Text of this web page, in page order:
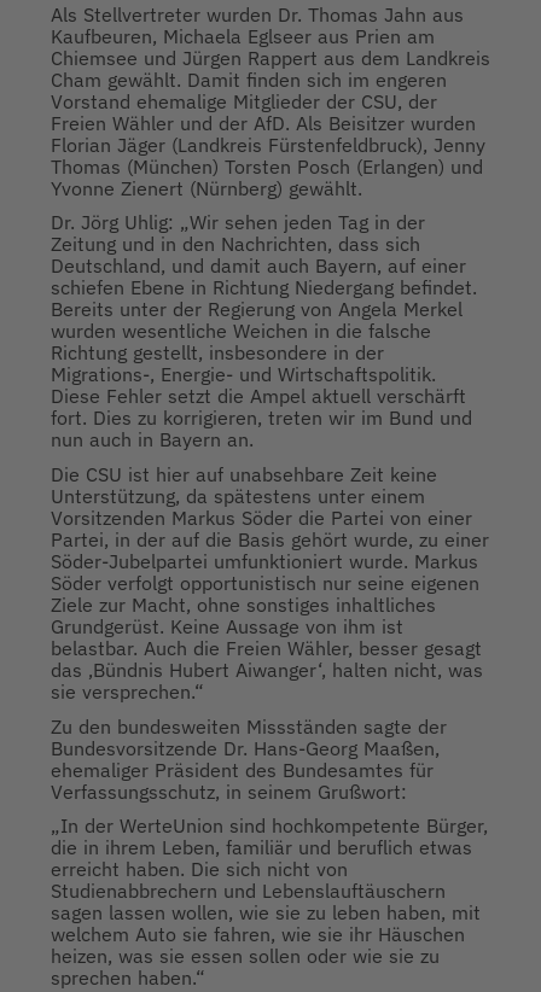
Als Stellvertreter wurden Dr. Thomas Jahn aus
Kaufbeuren, Michaela Eglseer aus Prien am
Chiemsee und Jürgen Rappert aus dem Landkreis
Cham gewählt. Damit finden sich im engeren
Vorstand ehemalige Mitglieder der CSU, der
Freien Wähler und der AfD. Als Beisitzer wurden
Florian Jäger (Landkreis Fürstenfeldbruck), Jenny
Thomas (München) Torsten Posch (Erlangen) und
Yvonne Zienert (Nürnberg) gewählt.
Dr. Jörg Uhlig: „Wir sehen jeden Tag in der
Zeitung und in den Nachrichten, dass sich
Deutschland, und damit auch Bayern, auf einer
schiefen Ebene in Richtung Niedergang befindet.
Bereits unter der Regierung von Angela Merkel
wurden wesentliche Weichen in die falsche
Richtung gestellt, insbesondere in der
Migrations-, Energie- und Wirtschaftspolitik.
Diese Fehler setzt die Ampel aktuell verschärft
fort. Dies zu korrigieren, treten wir im Bund und
nun auch in Bayern an.
Die CSU ist hier auf unabsehbare Zeit keine
Unterstützung, da spätestens unter einem
Vorsitzenden Markus Söder die Partei von einer
Partei, in der auf die Basis gehört wurde, zu einer
Söder-Jubelpartei umfunktioniert wurde. Markus
Söder verfolgt opportunistisch nur seine eigenen
Ziele zur Macht, ohne sonstiges inhaltliches
Grundgerüst. Keine Aussage von ihm ist
belastbar. Auch die Freien Wähler, besser gesagt
das ‚Bündnis Hubert Aiwanger‘, halten nicht, was
sie versprechen.“
Zu den bundesweiten Missständen sagte der
Bundesvorsitzende Dr. Hans-Georg Maaßen,
ehemaliger Präsident des Bundesamtes für
Verfassungsschutz, in seinem Grußwort:
„In der WerteUnion sind hochkompetente Bürger,
die in ihrem Leben, familiär und beruflich etwas
erreicht haben. Die sich nicht von
Studienabbrechern und Lebenslauftäuschern
sagen lassen wollen, wie sie zu leben haben, mit
welchem Auto sie fahren, wie sie ihr Häuschen
heizen, was sie essen sollen oder wie sie zu
sprechen haben.“